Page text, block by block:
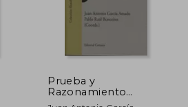
Prueba y
Razonamiento
Probatorio en